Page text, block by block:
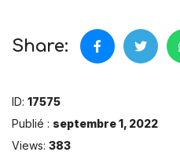
Share:
ID: 17575
Publié : septembre 1, 2022
Views: 383